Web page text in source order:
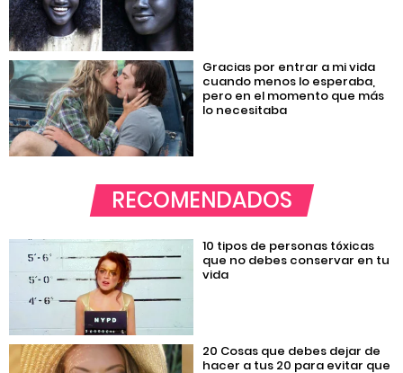
Gracias por entrar a mi vida
cuando menos lo esperaba,
pero en el momento que más
lo necesitaba
RECOMENDADOS
10 tipos de personas tóxicas
que no debes conservar en tu
vida
20 Cosas que debes dejar de
hacer a tus 20 para evitar que